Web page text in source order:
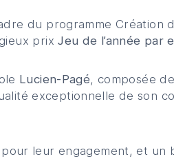
du programme Création
prixJeu de l’année par
Lucien-Pagé, composée de
exceptionnelle de son
pour leur engagement, et un